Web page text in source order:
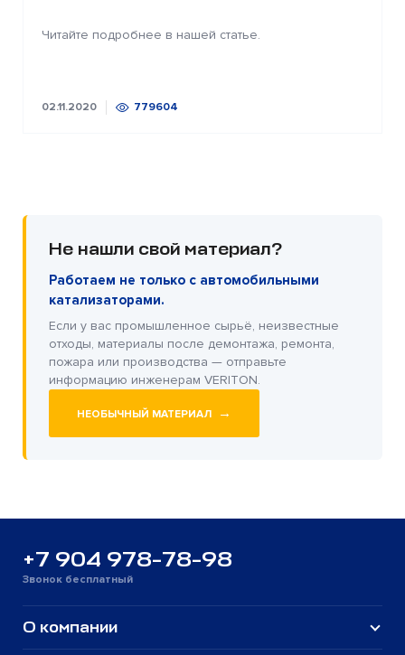
Читайте подробнее в нашей статье.
02.11.2020 779604
Не нашли свой материал?
Работаем не только с автомобильными
катализаторами.
Если у вас промышленное сырьё, неизвестные
отходы, материалы после демонтажа, ремонта,
пожара или производства — отправьте
информацию инженерам VERITON.
НЕОБЫЧНЫЙ МАТЕРИАЛ →
+7 904 978-78-98
Звонок бесплатный
О компании